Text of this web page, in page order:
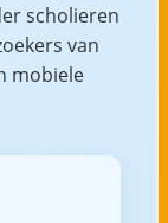
scholieren
van
mobiele